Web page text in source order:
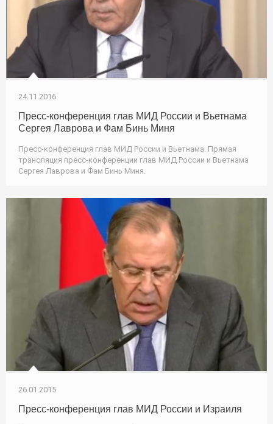
24.11.2016
Пресс-конференция глав МИД России и Вьетнама
Сергея Лаврова и Фам Бинь Миня
Пресс-конференция глав МИД России и Вьетнама. Прямая
трансляция пресс-конференции глав МИД России и Вьетнама
Сергея Лаврова и Фам Бинь Миня.
26.01.2015
Пресс-конференция глав МИД России и Израиля